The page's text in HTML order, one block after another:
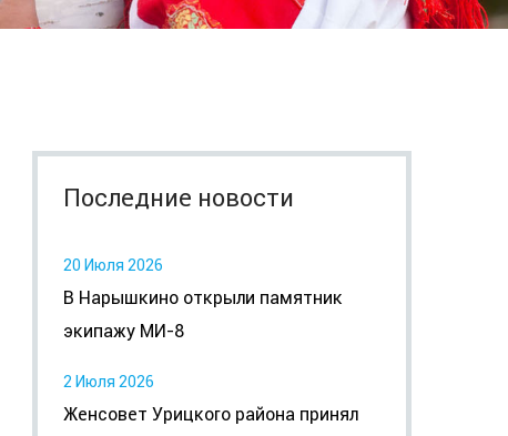
Последние новости
20 Июля 2026
В Нарышкино открыли памятник
экипажу МИ-8
2 Июля 2026
Женсовет Урицкого района принял